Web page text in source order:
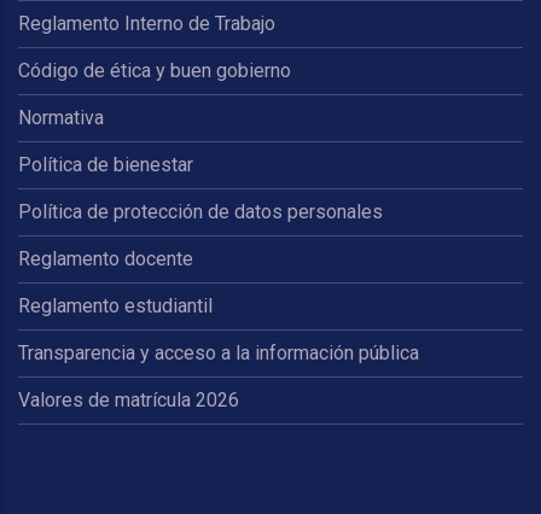
Reglamento Interno de Trabajo
Código de ética y buen gobierno
Normativa
Política de bienestar
Política de protección de datos personales
Reglamento docente
Reglamento estudiantil
Transparencia y acceso a la información pública
Valores de matrícula 2026